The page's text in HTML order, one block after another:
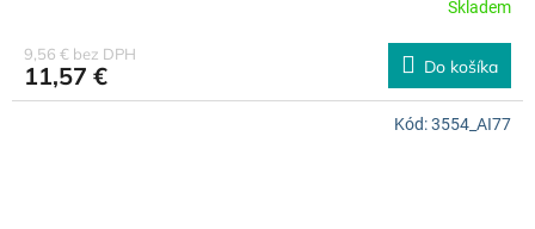
Skladem
9,56 € bez DPH
11,57 € Do košíka
Kód:3554_AI77